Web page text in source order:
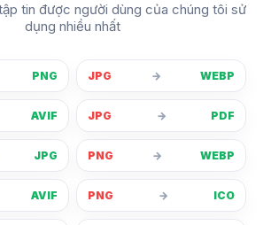
tin được người dùng của chúng tôi sử
dụng nhiều nhất
PNG JPG → WEBP
AVIF JPG → PDF
JPG PNG → WEBP
AVIF PNG → ICO